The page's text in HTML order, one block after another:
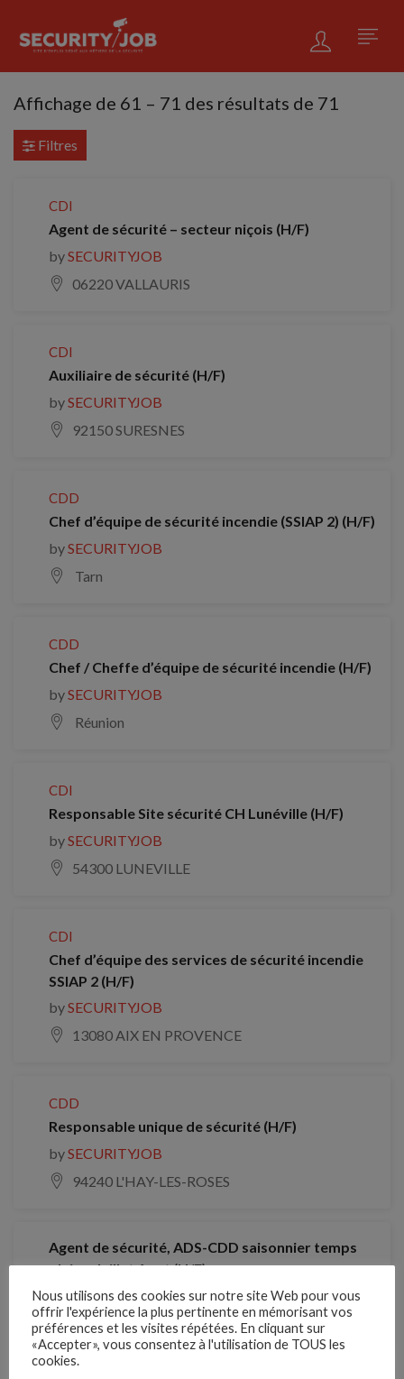
Affichage de 61 – 71 des résultats de 71
Filtres
CDI
Agent de sécurité – secteur niçois (H/F)
bySECURITYJOB
06220 VALLAURIS
CDI
Auxiliaire de sécurité (H/F)
bySECURITYJOB
92150 SURESNES
CDD
Chef d’équipe de sécurité incendie (SSIAP 2) (H/F)
bySECURITYJOB
Tarn
CDD
Chef / Cheffe d’équipe de sécurité incendie (H/F)
bySECURITYJOB
Réunion
CDI
Responsable Site sécurité CH Lunéville (H/F)
bySECURITYJOB
54300 LUNEVILLE
CDI
Chef d’équipe des services de sécurité incendie
SSIAP 2 (H/F)
bySECURITYJOB
13080 AIX EN PROVENCE
CDD
Responsable unique de sécurité (H/F)
bySECURITYJOB
94240 L'HAY-LES-ROSES
Agent de sécurité, ADS-CDD saisonnier temps
plein – Juillet Aout (H/F)
bySECURITYJOB
11200 LEZIGNAN CORBIERES
Nous utilisons des cookies sur notre site Web pour vous
offrir l'expérience la plus pertinente en mémorisant vos
préférences et les visites répétées. En cliquant sur
«Accepter», vous consentez à l'utilisation de TOUS les
cookies.